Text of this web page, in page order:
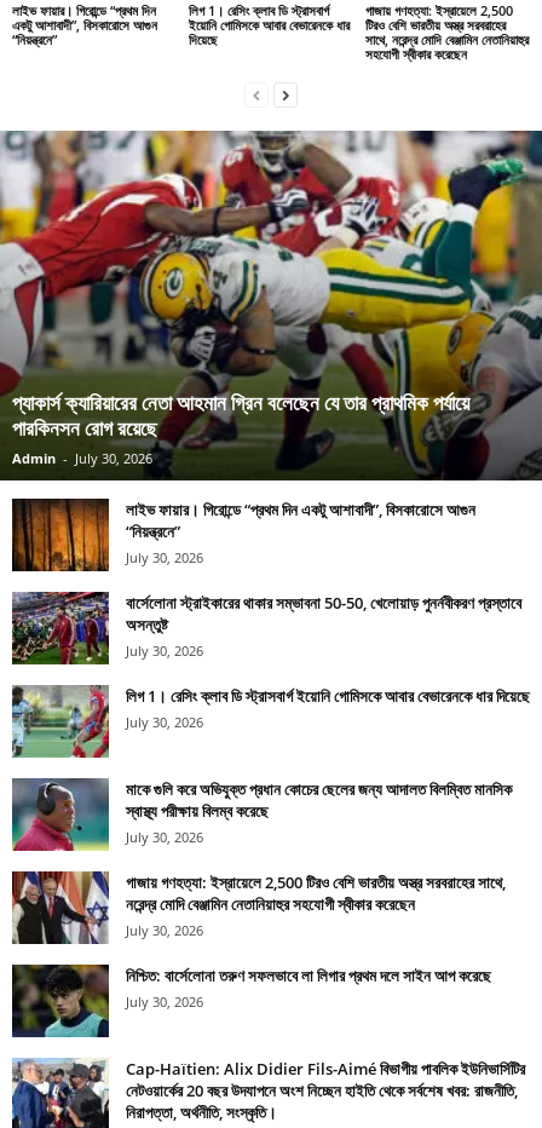
লাইভ ফায়ার। গিরোন্ডে “প্রথম দিন
একটু আশাবাদী”, বিসকারোসে আগুন
“নিয়ন্ত্রনে”
লিগ 1। রেসিং ক্লাব ডি স্ট্রাসবার্গ
ইয়োনি গোমিসকে আবার বেভারেনকে ধার
দিয়েছে
গাজায় গণহত্যা: ইস্রায়েলে 2,500
টিরও বেশি ভারতীয় অস্ত্র সরবরাহের
সাথে, নরেন্দ্র মোদি বেঞ্জামিন নেতানিয়াহুর
সহযোগী স্বীকার করেছেন
প্যাকার্স ক্যারিয়ারের নেতা আহমান গ্রিন বলেছেন যে তার প্রাথমিক পর্যায়ে
পারকিনসন রোগ রয়েছে
Admin - July 30, 2026
লাইভ ফায়ার। গিরোন্ডে “প্রথম দিন একটু আশাবাদী”, বিসকারোসে আগুন
“নিয়ন্ত্রনে”
July 30, 2026
বার্সেলোনা স্ট্রাইকারের থাকার সম্ভাবনা 50-50, খেলোয়াড় পুনর্নবীকরণ প্রস্তাবে
অসন্তুষ্ট
July 30, 2026
লিগ 1। রেসিং ক্লাব ডি স্ট্রাসবার্গ ইয়োনি গোমিসকে আবার বেভারেনকে ধার দিয়েছে
July 30, 2026
মাকে গুলি করে অভিযুক্ত প্রধান কোচের ছেলের জন্য আদালত বিলম্বিত মানসিক
স্বাস্থ্য পরীক্ষায় বিলম্ব করেছে
July 30, 2026
গাজায় গণহত্যা: ইস্রায়েলে 2,500 টিরও বেশি ভারতীয় অস্ত্র সরবরাহের সাথে,
নরেন্দ্র মোদি বেঞ্জামিন নেতানিয়াহুর সহযোগী স্বীকার করেছেন
July 30, 2026
নিশ্চিত: বার্সেলোনা তরুণ সফলভাবে লা লিগার প্রথম দলে সাইন আপ করেছে
July 30, 2026
Cap-Haïtien: Alix Didier Fils-Aimé বিভাগীয় পাবলিক ইউনিভার্সিটির
নেটওয়ার্কের 20 বছর উদযাপনে অংশ নিচ্ছেন হাইতি থেকে সর্বশেষ খবর: রাজনীতি,
নিরাপত্তা, অর্থনীতি, সংস্কৃতি।